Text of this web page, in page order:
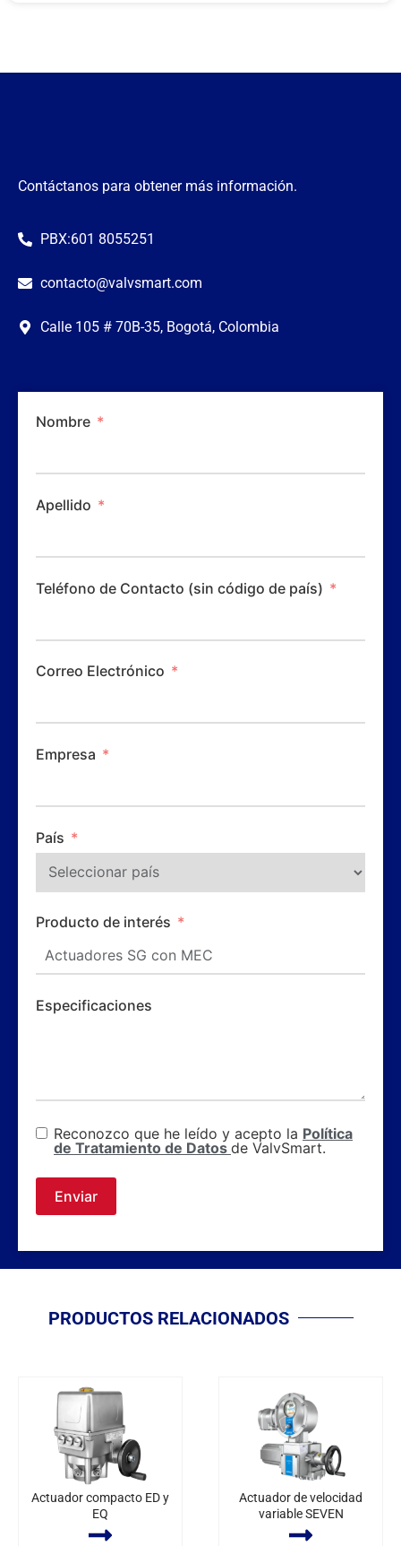
Contáctanos para obtener más información.
PBX:601 8055251
contacto@valvsmart.com
Calle 105 # 70B-35, Bogotá, Colombia
Nombre
Apellido
Teléfono de Contacto (sin código de país)
Correo Electrónico
Empresa
País
Producto de interés
Especificaciones
Reconozco que he leído y acepto la Política
de Tratamiento de Datos de ValvSmart.
Enviar
PRODUCTOS RELACIONADOS
Actuador compacto ED y
EQ
Actuador de velocidad
variable SEVEN